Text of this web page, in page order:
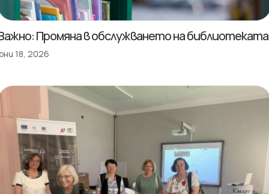
Промяна в обслужването на библиотеката
18, 2026